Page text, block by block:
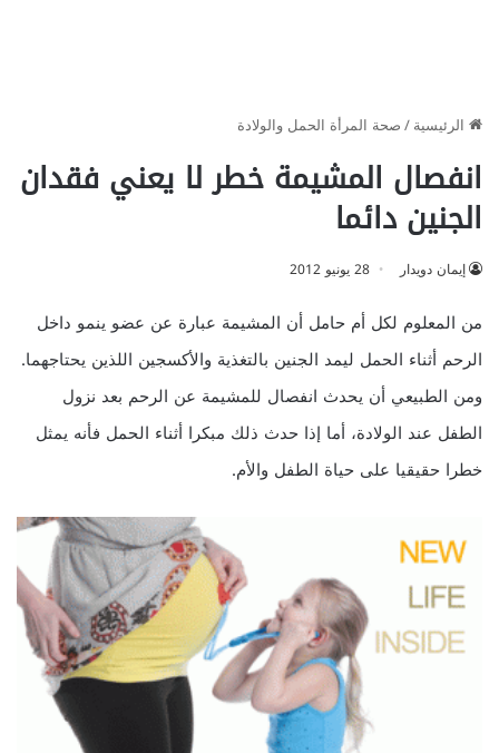
الرئيسية/صحة المرأة الحمل والولادة
انفصال المشيمة خطر لا يعني فقدان
الجنين دائما
إيمان دويدار 28 يونيو 2012
من المعلوم لكل أم حامل أن المشيمة عبارة عن عضو ينمو داخل
الرحم أثناء الحمل ليمد الجنين بالتغذية والأكسجين اللذين يحتاجهما.
ومن الطبيعي أن يحدث انفصال للمشيمة عن الرحم بعد نزول
الطفل عند الولادة، أما إذا حدث ذلك مبكرا أثناء الحمل فأنه يمثل
خطرا حقيقيا على حياة الطفل والأم.